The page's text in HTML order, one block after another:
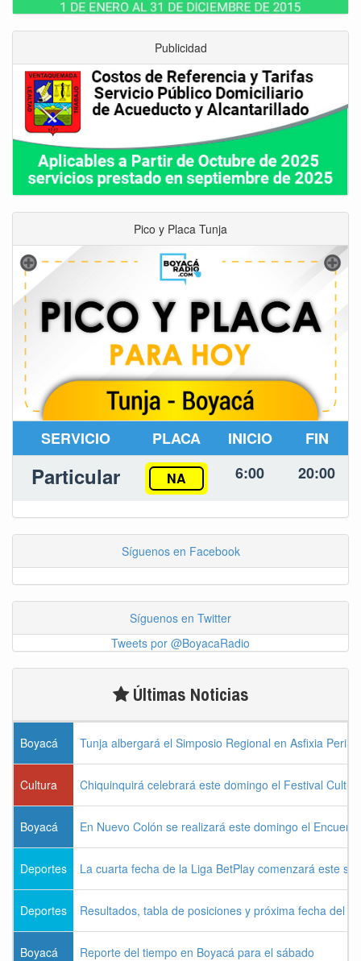
Publicidad
Pico y Placa Tunja
SERVICIO PLACA INICIO FIN
Particular NA 6:00 20:00
Síguenos en Facebook
Síguenos en Twitter
Tweets por @BoyacaRadio
Últimas Noticias
Boyacá Tunja albergará el Simposio Regional en Asfixia
Cultura Chiquinquirá celebrará este domingo el Festival
Boyacá En Nuevo Colón se realizará este domingo el
Deportes La cuarta fecha de la Liga BetPlay comenzará este
Deportes Resultados, tabla de posiciones y próxima fecha del
Boyacá Reporte del tiempo en Boyacá para el sábado